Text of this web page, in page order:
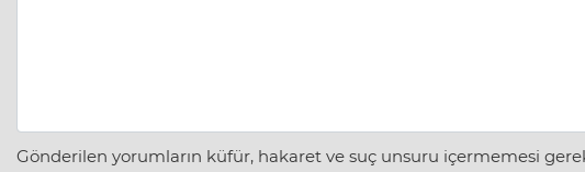
Gönderilen yorumların küfür, hakaret ve suç unsuru içermemesi